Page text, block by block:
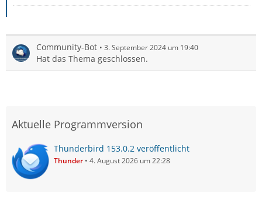
Community-Bot 3. September 2024 um 19:40
Hat das Thema geschlossen.
Aktuelle Programmversion
Thunderbird 153.0.2 veröffentlicht
Thunder 4. August 2026 um 22:28